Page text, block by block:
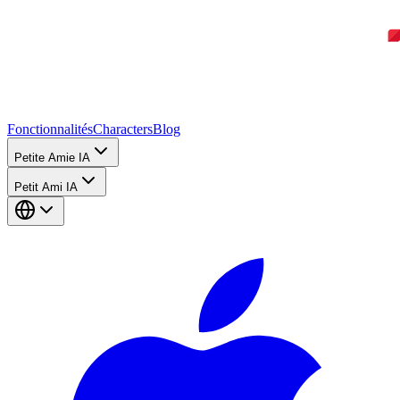
FonctionnalitésCharactersBlog
Petite Amie IA
Petit Ami IA